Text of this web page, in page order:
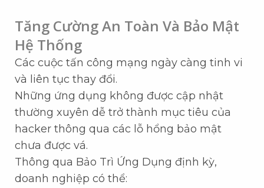
Tăng Cường An Toàn Và Bảo Mật
Hệ Thống
Các cuộc tấn công mạng ngày càng tinh vi
và liên tục thay đổi.
Những ứng dụng không được cập nhật
thường xuyên dễ trở thành mục tiêu của
hacker thông qua các lỗ hổng bảo mật
chưa được vá.
Thông qua Bảo Trì Ứng Dụng định kỳ,
doanh nghiệp có thể: